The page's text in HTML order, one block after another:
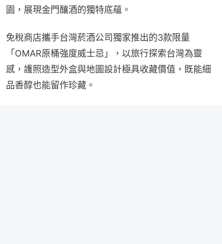
園，展現金門釀酒的獨特底蘊。
免稅商店攜手台灣菸酒公司獨家推出的3款限量
「OMAR原桶強度威士忌」，以旅行探索台灣為靈
感，護照造型外盒與地圖設計極具收藏價值，既能細
品香醇也能留作珍藏。